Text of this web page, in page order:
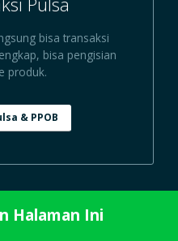
bisa transaksi
bisa pengisian
produk.
& PPOB
Halaman Ini